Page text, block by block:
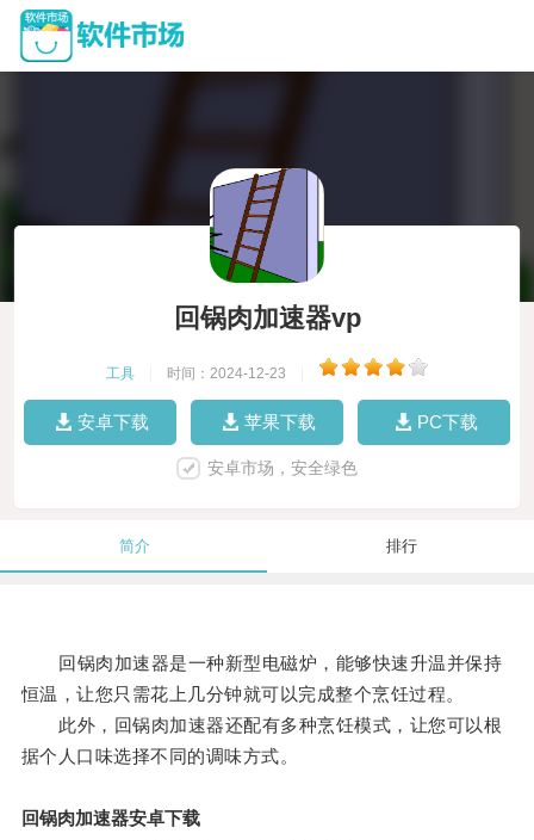
回锅肉加速器vp
工具 时间：2024-12-23
安卓下载 苹果下载 PC下载
安卓市场，安全绿色
简介 排行
回锅肉加速器是一种新型电磁炉，能够快速升温并保持
恒温，让您只需花上几分钟就可以完成整个烹饪过程。
此外，回锅肉加速器还配有多种烹饪模式，让您可以根
据个人口味选择不同的调味方式。
回锅肉加速器安卓下载